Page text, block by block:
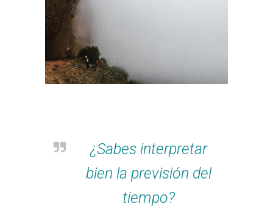
¿Sabes interpretar
bien la previsión del
tiempo?